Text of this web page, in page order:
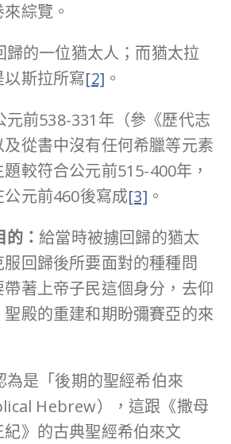
綜覽。
歸的一位猶太人；而猶太拉
斯拉所寫[2] 。
元前538-331年（參《歷代志
從書中沒有任何希臘等元素
較符合公元前515-400年，
元前460後寫成[3] 。
： 給當時被擄回歸的猶太
回歸後所要面對的種種問
著上帝子民這個身分，去仰
殿的重建和期盼彌賽亞的來
為是「後期的聖經希伯來
Hebrew），這跟《撒母
》的古典聖經希伯來文